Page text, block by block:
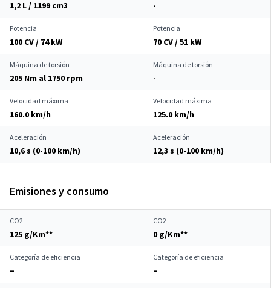
1,2 L / 1199 cm3 -
Potencia
100 CV / 74 kW
Potencia
70 CV / 51 kW
Máquina de torsión
205 Nm al 1750 rpm
Máquina de torsión
-
Velocidad máxima
160.0 km/h
Velocidad máxima
125.0 km/h
Aceleración
10,6 s (0-100 km/h)
Aceleración
12,3 s (0-100 km/h)
Emisiones y consumo
CO2
125 g/Km**
CO2
0 g/Km**
Categoría de eficiencia
–
Categoría de eficiencia
–